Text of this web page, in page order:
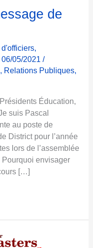
de
,
06/05/2021/
, Relations Publiques,
Éducation,
suis Pascal
au poste de
District pour l’année
lors de l’assemblée
envisager
[…]